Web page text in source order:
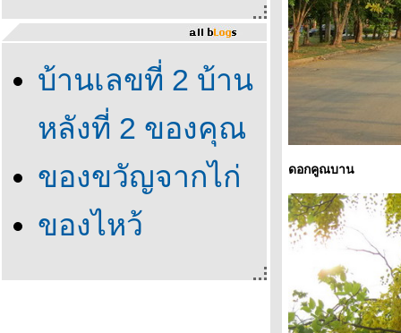
บ้านเลขที่ 2 บ้าน
หลังที่ 2 ของคุณ
ของขวัญจากไก่
ของไหว้
บรรพบุรุษ
ดอกคูณบาน